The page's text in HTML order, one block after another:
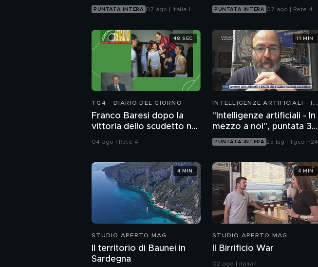
PUNTATA INTERA 07 ago | Italia 1 PUNTATA INTERA 07 ago | Rete 4
TG4 - DIARIO DEL GIORNO
Franco Baresi dopo la
vittoria dello scudetto nel
04 ago | Rete 4
48 SEC
INTELLIGENZE ARTIFICIALI - IN
"Intelligenze artificiali - In
mezzo a noi", puntata 35:
il progetto Glasswing
PUNTATA INTERA 25 lug | Tgcom24
11 MIN
STUDIO APERTO MAG
Il territorio di Baunei in
Sardegna
4 MIN
STUDIO APERTO MAG
Il Birrificio War
02 ago | Italia 1
4 MIN